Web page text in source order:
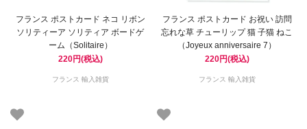
フランス ポストカード ネコ リボン
ソリティーア ソリティア ボードゲ
ーム（Solitaire）
220円(税込)
フランス 輸入雑貨
フランス ポストカード お祝い 訪問
忘れな草 チューリップ 猫 子猫 ねこ
（Joyeux anniversaire 7）
220円(税込)
フランス 輸入雑貨